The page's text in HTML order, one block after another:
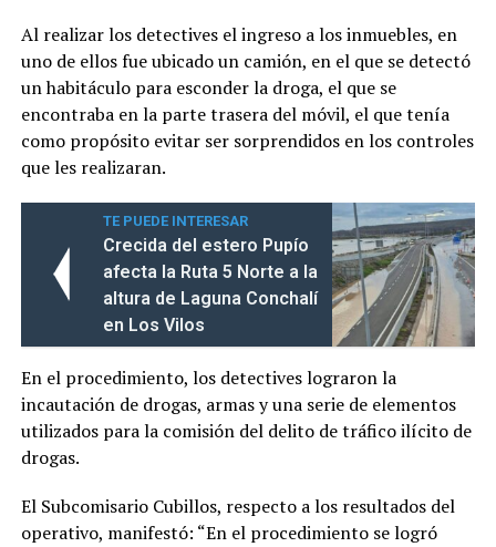
Al realizar los detectives el ingreso a los inmuebles, en
uno de ellos fue ubicado un camión, en el que se detectó
un habitáculo para esconder la droga, el que se
encontraba en la parte trasera del móvil, el que tenía
como propósito evitar ser sorprendidos en los controles
que les realizaran.
TE PUEDE INTERESAR
Crecida del estero Pupío
afecta la Ruta 5 Norte a la
altura de Laguna Conchalí
en Los Vilos
En el procedimiento, los detectives lograron la
incautación de drogas, armas y una serie de elementos
utilizados para la comisión del delito de tráfico ilícito de
drogas.
El Subcomisario Cubillos, respecto a los resultados del
operativo, manifestó: “En el procedimiento se logró